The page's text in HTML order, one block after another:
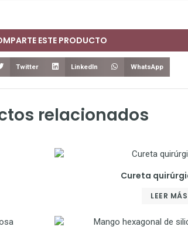
ESTE PRODUCTO
Twitter LinkedIn WhatsApp
relacionados
Cureta
LEER MÁS